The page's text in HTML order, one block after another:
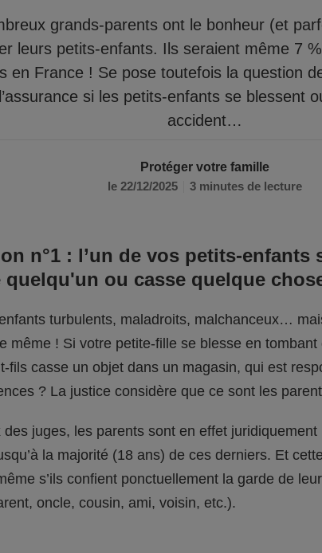
Protéger votre famille
le 22/12/2025
3 minutes de lecture
grands-parents ont le bonheur (et
leurs petits-enfants. Ils seraient même 7
en France ! Se pose toutefois la question
si les petits-enfants se blessent
accident…
n°1 : l’un de vos petits-enfants
quelqu'un ou casse quelque
turbulents, maladroits, malchanceux…
même ! Si votre petite-fille se blesse en tombant
fils casse un objet dans un magasin, qui est
? La justice considère que ce sont les
des juges, les parents sont en effet
la majorité (18 ans) de ces derniers. Et
s’ils confient ponctuellement la garde de
oncle, cousin, ami, voisin, etc.).